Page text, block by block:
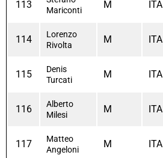
113
Mariconti
M ITA
114
Lorenzo
Rivolta
M ITA
115
Denis
Turcati
M ITA
116
Alberto
Milesi
M ITA
117
Matteo
Angeloni
M ITA